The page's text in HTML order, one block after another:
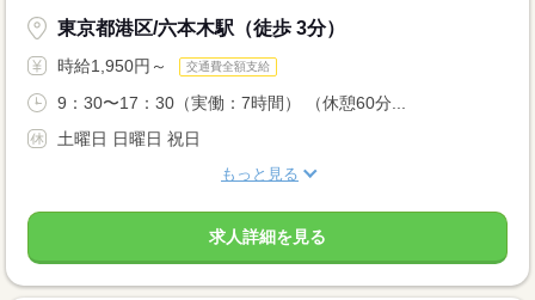
東京都港区/六本木駅（徒歩 3分）
時給1,950円～ 交通費全額支給
9：30〜17：30（実働：7時間） （休憩60分...
土曜日 日曜日 祝日
もっと見る
求人詳細を見る